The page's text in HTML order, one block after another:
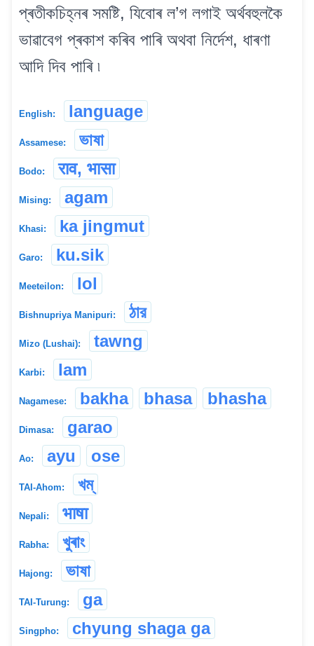
প্ৰতীকচিহ্নৰ সমষ্টি, যিবোৰ ল’গ লগাই অৰ্থবহুলকৈ
ভাৱাবেগ প্ৰকাশ কৰিব পাৰি অথবা নিৰ্দেশ, ধাৰণা
আদি দিব পাৰি ৷
English: language
Assamese: ভাষা
Bodo: राव, भासा
Mising: agam
Khasi: ka jingmut
Garo: ku.sik
Meeteilon: lol
Bishnupriya Manipuri: ঠার
Mizo (Lushai): tawng
Karbi: lam
Nagamese: bakha bhasa bhasha
Dimasa: garao
Ao: ayu ose
TAI-Ahom: খম্
Nepali: भाषा
Rabha: খুৰাং
Hajong: ভাষা
TAI-Turung: ga
Singpho: chyung shaga ga